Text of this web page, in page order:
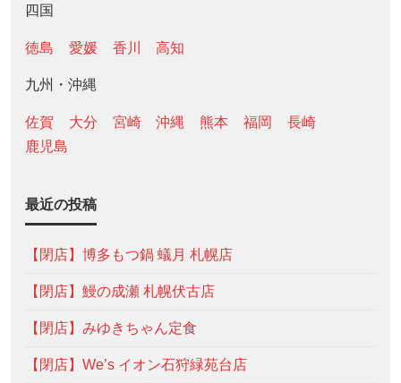
四国
徳島 愛媛 香川 高知
九州・沖縄
佐賀 大分 宮崎 沖縄 熊本 福岡
長崎
鹿児島
最近の投稿
【閉店】博多もつ鍋 蟻月 札幌店
【閉店】鰻の成瀬 札幌伏古店
【閉店】みゆきちゃん定食
【閉店】We’s イオン石狩緑苑台店